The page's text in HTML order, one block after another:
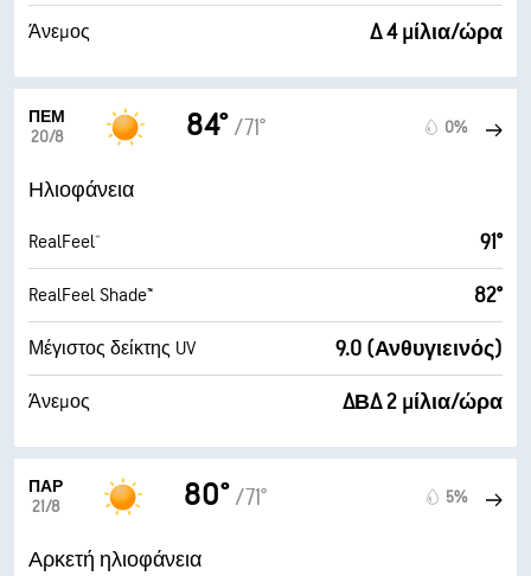
Άνεμος Δ 4 μίλια/ώρα
ΠΈΜ
20/8
84° /71° 0%
Ηλιοφάνεια
RealFeel® 91°
RealFeel Shade™ 82°
Μέγιστος δείκτης UV 9.0 (Ανθυγιεινός)
Άνεμος ΔΒΔ 2 μίλια/ώρα
ΠΑΡ
21/8
80° /71° 5%
Αρκετή ηλιοφάνεια